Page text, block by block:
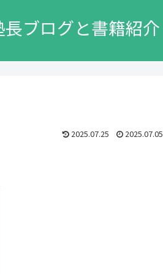
長ブログと書籍紹介
2025.07.25 2025.07.05